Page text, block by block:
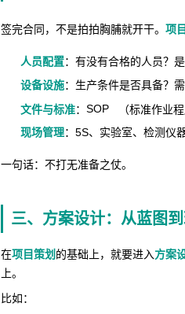
签完合同，不是拍拍胸脯就开干。 项
人员配置：有没有合格的人员？
设备设施：生产条件是否具备？
文件与标准： SOP
（标准作业
现场管理：5S、实验室、检测仪
一句话：不打无准备之仗。
三、方案设计：从蓝图
在项目策划 的基础上，就要进入方案
上。
比如：